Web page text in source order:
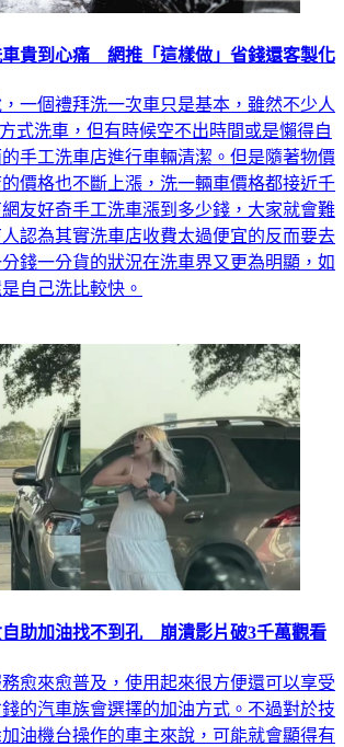
一個禮拜洗一次車只是基本，雖然不少人
式洗車，但有時候空不出時間或是懶得自
手工洗車店進行車輛清潔。但是隨著物價
價格也不斷上漲，洗一輛車價格都接近千
友好奇手工洗車漲到多少錢，大家就會難
認為其實洗車店收費太過便宜的反而要去
錢一分貨的狀況在洗車界又更為明顯，如
愈來愈普及，使用起來很方便還可以享受
的汽車族會選擇的加油方式。不過對於技